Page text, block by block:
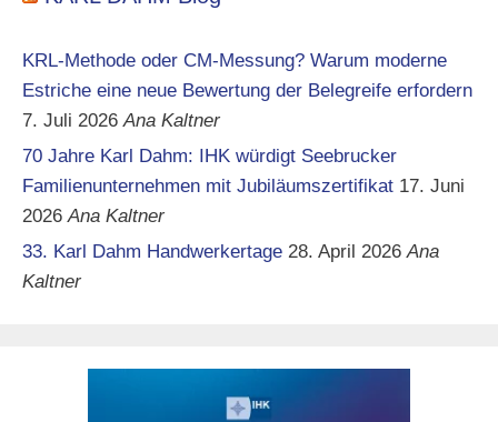
KRL-Methode oder CM-Messung? Warum moderne
Estriche eine neue Bewertung der Belegreife erfordern
7. Juli 2026 Ana Kaltner
70 Jahre Karl Dahm: IHK würdigt Seebrucker
Familienunternehmen mit Jubiläumszertifikat 17. Juni
2026 Ana Kaltner
33. Karl Dahm Handwerkertage 28. April 2026 Ana
Kaltner